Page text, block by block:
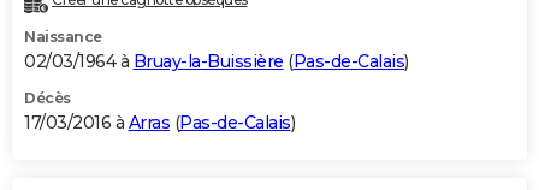
Naissance
02/03/1964 à Bruay-la-Buissière (Pas-de-Calais)
Décès
17/03/2016 à Arras (Pas-de-Calais)